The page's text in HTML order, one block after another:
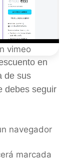
vimeo
en
de sus
debes seguir
navegador
marcada